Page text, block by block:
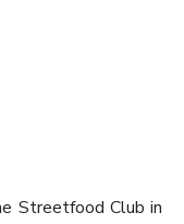
Streetfood Club in